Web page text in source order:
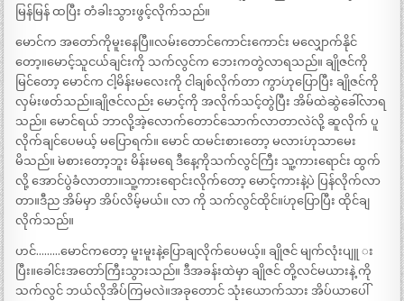
မြန်မြန် ထပြီး တံခါးသွားဖွင့်လိုက်သည်။
မောင်က အတော်ကိုမူးနေပြီ။လမ်းတောင်ကောင်းကောင်း မလျှောက်နိုင်
တော့။မောင့်သူငယ်ချင်းကို သက်လွင်က ဘေးကတွဲလာရသည်။ ချိုဇင်ကို
မြင်တော့ မောင်က ငါ့မိန်းမလေးကို ငါချစ်လိုက်တာ ကွာ´ဟုပြောပြီး ချိုဇင်ကို
လှမ်းဖတ်သည်။ချိုဇင်လည်း မောင့်ကို အလိုက်သင့်တွဲပြီး အိမ်ထဲဆွဲခေါ်လာရ
သည်။ မောင်ရယ် ဘာလို့အဲ့လောက်တောင်သောက်လာတာလဲ´လို့ ဆူလိုက် ပူ
လိုက်ချင်ပေမယ့် မပြောရက်။ မောင် ထမင်းစားတော့ မလား´ဟုသာမေး
မိသည်။ `မစားတော့ဘူး မိန်းမရေ ဒီနေ့ကိုသက်လွင်ကြီး သူ့ကားရောင်း ထွက်
လို့ အောင်ပွဲခံလာတာ။သူ့ကားရောင်းလိုက်တော့ မောင့်ကားနဲ့ပဲ ပြန်လိုက်လာ
တာ။ဒီည အိမ်မှာ အိပ်လိမ့်မယ်။ လာ ကို သက်လွင်ထိုင်။´ဟုပြောပြီး ထိုင်ချ
လိုက်သည်။
ဟင်………မောင်ကတော့ မူးမူးနဲ့ပြောချလိုက်ပေမယ့်။ ချိုဇင် မျက်လုံးပျူ း
ပြီး။ခေါင်းအတော်ကြီးသွားသည်။ ဒီအခန်းထဲမှာ ချိုဇင် တို့လင်မယားနဲ့ ကို
သက်လွင် ဘယ်လိုအိပ်ကြမလဲ။အခုတောင် သုံးယောက်သား အိပ်ယာပေါ်